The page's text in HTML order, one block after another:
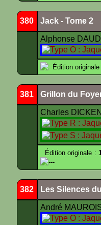
380 Jack - Tome 2
Alphonse
Édition originale
381 Grillon du
Charles
Édition originale :
---
382 Les Silences
André